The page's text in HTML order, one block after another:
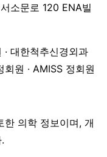
소문로 120 ENA빌
대한척추신경외과
원 · AMISS 정회원
한 의학 정보이며, 개